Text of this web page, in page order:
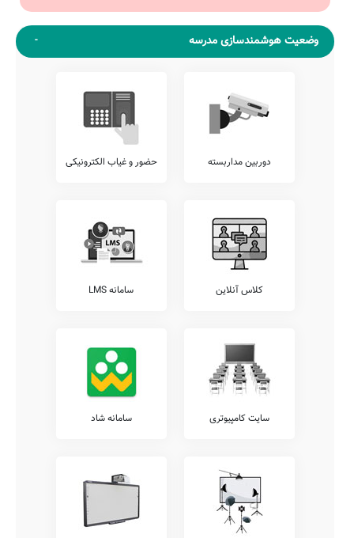
وضعیت هوشمندسازی مدرسه
دوربین مداربسته حضور و غیاب الکترونیکی
کلاس آنلاین سامانه LMS
سایت کامپیوتری سامانه شاد